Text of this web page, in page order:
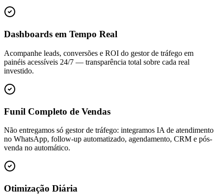
Dashboards em Tempo Real
Acompanhe leads, conversões e ROI do gestor de tráfego em
painéis acessíveis 24/7 — transparência total sobre cada real
investido.
Funil Completo de Vendas
Não entregamos só gestor de tráfego: integramos IA de atendimento
no WhatsApp, follow-up automatizado, agendamento, CRM e pós-
venda no automático.
Otimização Diária